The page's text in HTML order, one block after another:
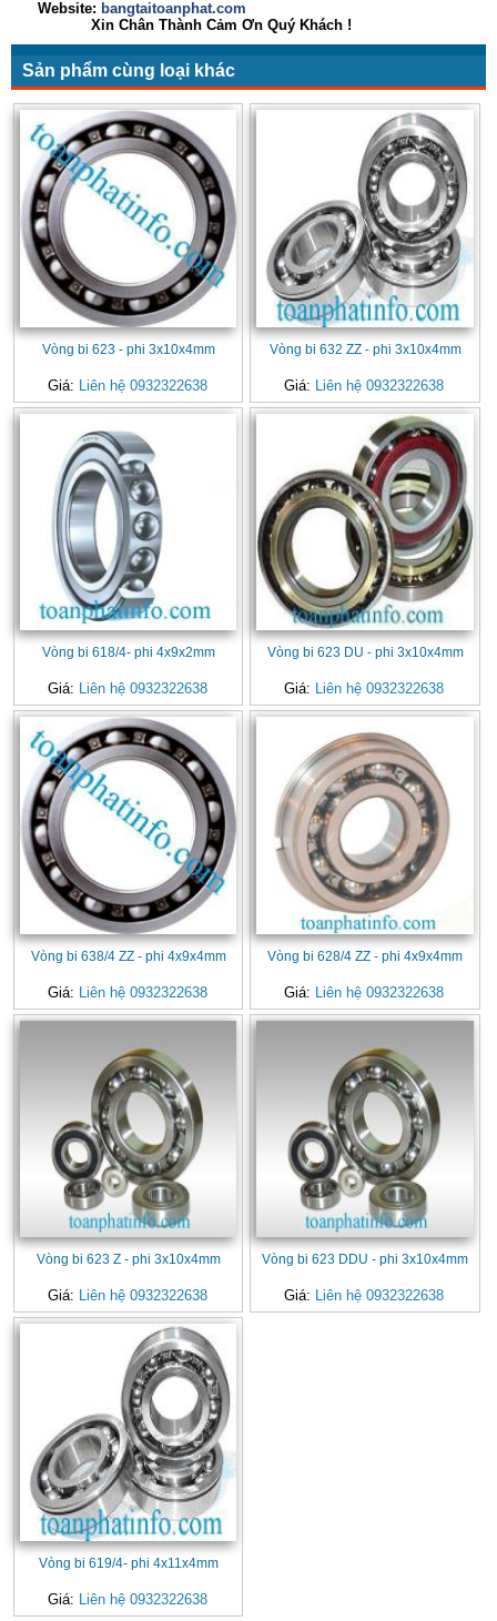
Website: bangtaitoanphat.com
Xin Chân Thành Cảm Ơn Quý Khách !
Sản phẩm cùng loại khác
Vòng bi 623 - phi 3x10x4mm
Giá: Liên hệ 0932322638
Vòng bi 632 ZZ - phi 3x10x4mm
Giá: Liên hệ 0932322638
Vòng bi 618/4- phi 4x9x2mm
Giá: Liên hệ 0932322638
Vòng bi 623 DU - phi 3x10x4mm
Giá: Liên hệ 0932322638
Vòng bi 638/4 ZZ - phi 4x9x4mm
Giá: Liên hệ 0932322638
Vòng bi 628/4 ZZ - phi 4x9x4mm
Giá: Liên hệ 0932322638
Vòng bi 623 Z - phi 3x10x4mm
Giá: Liên hệ 0932322638
Vòng bi 623 DDU - phi 3x10x4mm
Giá: Liên hệ 0932322638
Vòng bi 619/4- phi 4x11x4mm
Giá: Liên hệ 0932322638